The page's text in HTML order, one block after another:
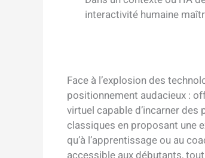
interactivité humaine
Face à l’explosion des
positionnement audacieux :
virtuel capable d’incarner
classiques en proposant une
qu’à l’apprentissage ou au